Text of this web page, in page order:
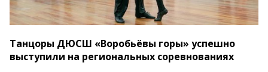
Танцоры ДЮСШ «Воробьёвы горы» успешно
выступили на региональных соревнованиях